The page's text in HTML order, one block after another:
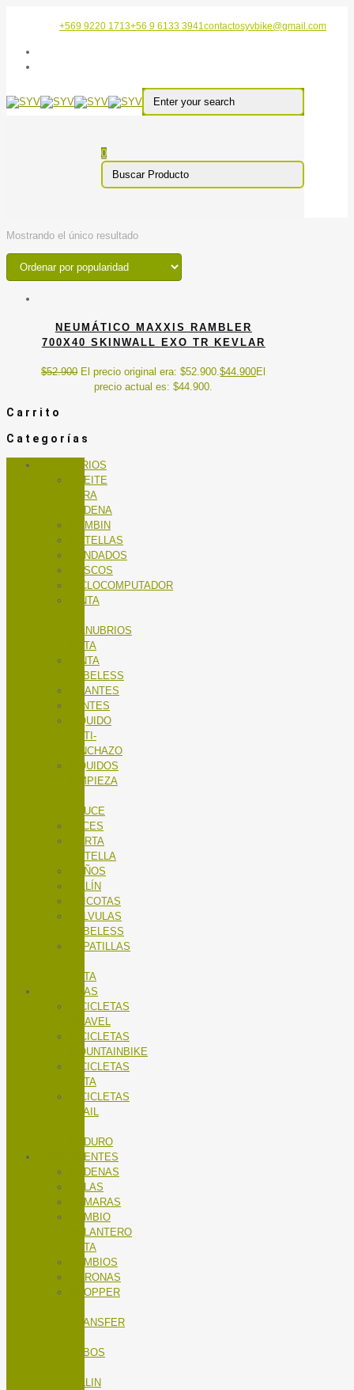
+569 9220 1713+56 9 6133 3941contactosyvbike@gmail.com
0
Mostrando el único resultado
NEUMÁTICO MAXXIS RAMBLER
700X40 SKINWALL EXO TR KEVLAR
$52.900 El precio original era: $52.900.$44.900El
precio actual es: $44.900.
Carrito
Categorías
ACCESORIOS
ACEITE
PARA
CADENA
BOMBIN
BOTELLAS
CANDADOS
CASCOS
CICLOCOMPUTADOR
CINTA
MANUBRIOS
RUTA
CINTA
TUBELESS
GUANTES
LENTES
LÍQUIDO
ANTI-
PINCHAZO
LÍQUIDOS
LIMPIEZA
SAUCE
LUCES
PORTA
BOTELLA
PUÑOS
SILLÍN
TRICOTAS
VALVULAS
TUBELESS
ZAPATILLAS
RUTA
BICICLETAS
BICICLETAS
GRAVEL
BICICLETAS
MOUNTAINBIKE
BICICLETAS
RUTA
BICICLETAS
TRAIL
ENDURO
COMPONENTES
CADENAS
CALAS
CÁMARAS
CAMBIO
DELANTERO
RUTA
CAMBIOS
CORONAS
DROPPER
TRANSFER
TUBOS
SILLIN